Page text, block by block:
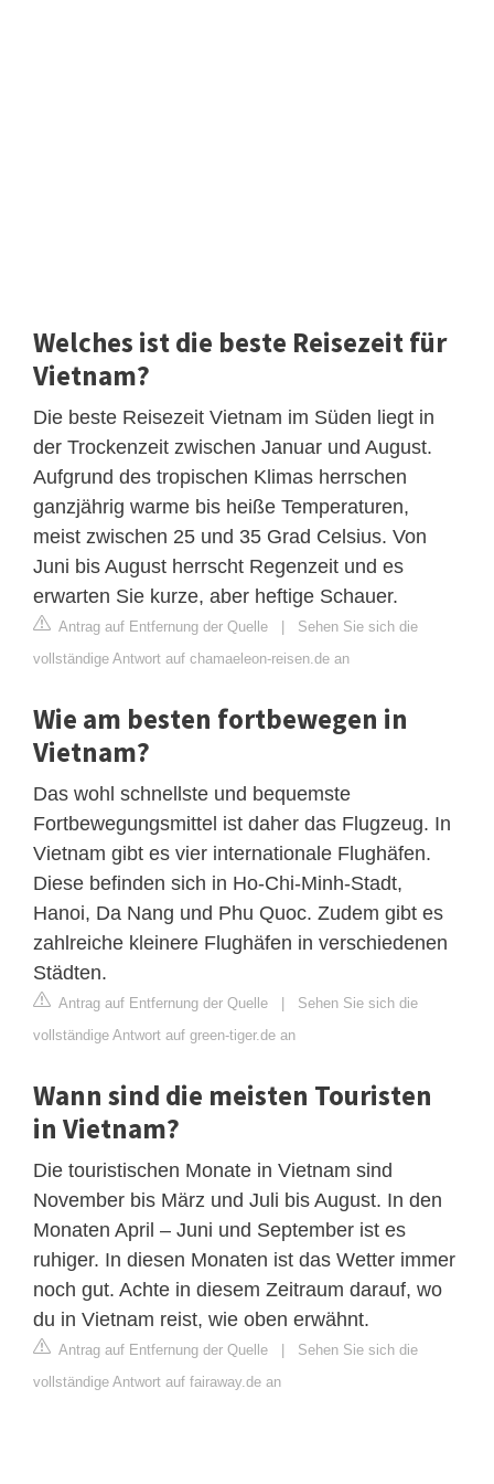
Welches ist die beste Reisezeit für
Vietnam?
Die beste Reisezeit Vietnam im Süden liegt in
der Trockenzeit zwischen Januar und August.
Aufgrund des tropischen Klimas herrschen
ganzjährig warme bis heiße Temperaturen,
meist zwischen 25 und 35 Grad Celsius. Von
Juni bis August herrscht Regenzeit und es
erwarten Sie kurze, aber heftige Schauer.
Antrag auf Entfernung der Quelle | Sehen Sie sich die
vollständige Antwort auf chamaeleon-reisen.de an
Wie am besten fortbewegen in
Vietnam?
Das wohl schnellste und bequemste
Fortbewegungsmittel ist daher das Flugzeug. In
Vietnam gibt es vier internationale Flughäfen.
Diese befinden sich in Ho-Chi-Minh-Stadt,
Hanoi, Da Nang und Phu Quoc. Zudem gibt es
zahlreiche kleinere Flughäfen in verschiedenen
Städten.
Antrag auf Entfernung der Quelle | Sehen Sie sich die
vollständige Antwort auf green-tiger.de an
Wann sind die meisten Touristen
in Vietnam?
Die touristischen Monate in Vietnam sind
November bis März und Juli bis August. In den
Monaten April – Juni und September ist es
ruhiger. In diesen Monaten ist das Wetter immer
noch gut. Achte in diesem Zeitraum darauf, wo
du in Vietnam reist, wie oben erwähnt.
Antrag auf Entfernung der Quelle | Sehen Sie sich die
vollständige Antwort auf fairaway.de an